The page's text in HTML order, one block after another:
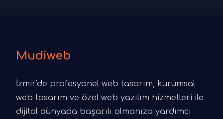
Mudiweb
İzmir'de profesyonel web tasarım, kurumsal
web tasarım ve özel web yazılım hizmetleri ile
dijital dünyada başarılı olmanıza yardımcı